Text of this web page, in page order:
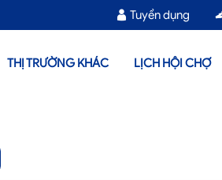
Tuyển dụng
THỊ TRƯỜNG KHÁC LỊCH HỘI CHỢ